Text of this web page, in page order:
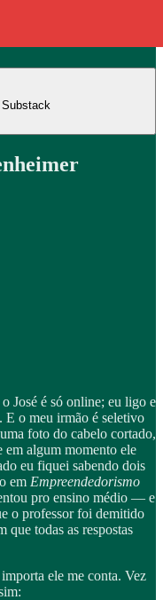
José é só online; eu ligo e
E o meu irmão é seletivo
foto do cabelo cortado,
em algum momento ele
eu fiquei sabendo dois
em Empreendedorismo
pro ensino médio — e
o professor foi demitido
que todas as respostas
ele me conta. Vez